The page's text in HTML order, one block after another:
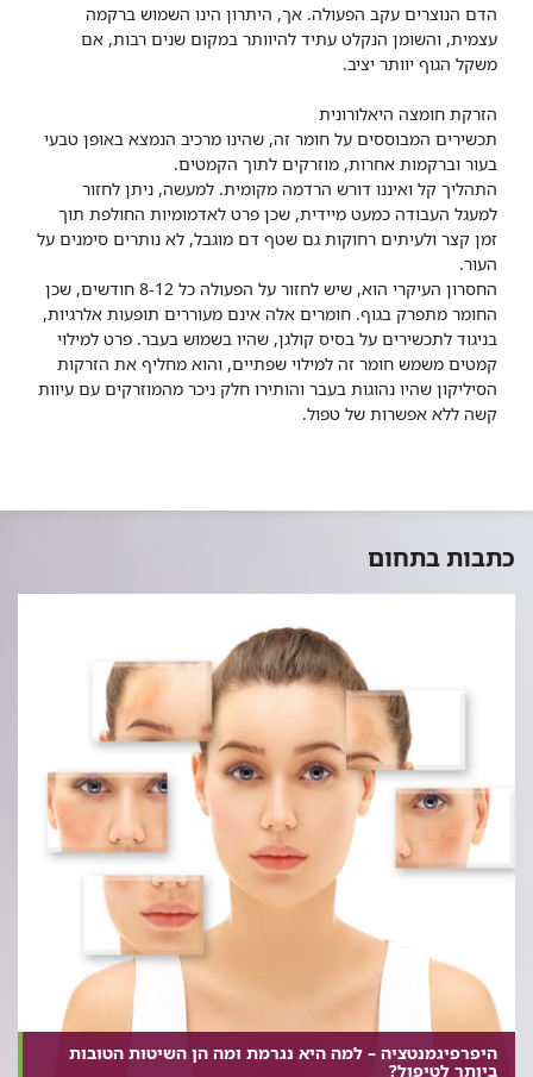
הדם הנוצרים עקב הפעולה. אך, היתרון הינו השמוש ברקמה
עצמית, והשומן הנקלט עתיד להיוותר במקום שנים רבות, אם
משקל הגוף יוותר יציב.
הזרקת חומצה היאלורונית
תכשירים המבוססים על חומר זה, שהינו מרכיב הנמצא באופן טבעי
בעור וברקמות אחרות, מוזרקים לתוך הקמטים.
התהליך קל ואיננו דורש הרדמה מקומית. למעשה, ניתן לחזור
למעגל העבודה כמעט מיידית, שכן פרט לאדמומיות החולפת תוך
זמן קצר ולעיתים רחוקות גם שטף דם מוגבל, לא נותרים סימנים על
העור.
החסרון העיקרי הוא, שיש לחזור על הפעולה כל 8-12 חודשים, שכן
החומר מתפרק בגוף. חומרים אלה אינם מעוררים תופעות אלרגיות,
בניגוד לתכשירים על בסיס קולגן, שהיו בשמוש בעבר. פרט למילוי
קמטים משמש חומר זה למילוי שפתיים, והוא מחליף את הזרקות
הסיליקון שהיו נהוגות בעבר והותירו חלק ניכר מהמוזרקים עם עיוות
קשה ללא אפשרות של טפול.
כתבות בתחום
היפרפיגמנטציה – למה היא נגרמת ומה הן השיטות הטובות
ביותר לטיפול?